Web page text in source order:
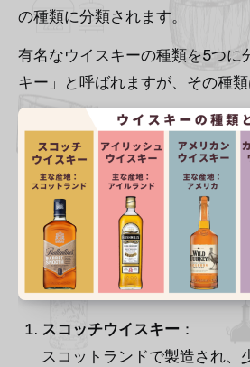
の種類に分類されます。
有名なウイスキーの種類を5つに
キー」と呼ばれますが、その種類
スコッチウイスキー ：
スコットランドで製造され、